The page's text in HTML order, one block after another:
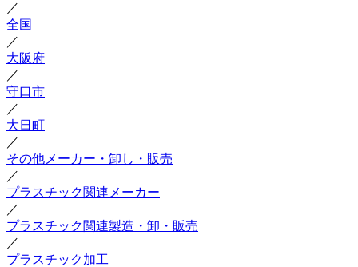
／
全国
／
大阪府
／
守口市
／
大日町
／
その他メーカー・卸し・販売
／
プラスチック関連メーカー
／
プラスチック関連製造・卸・販売
／
プラスチック加工